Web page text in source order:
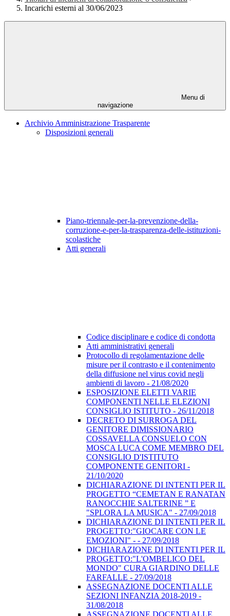
Incarichi esterni al 30/06/2023
Menu di
navigazione
Archivio Amministrazione Trasparente
Disposizioni generali
Piano-triennale-per-la-prevenzione-della-
corruzione-e-per-la-trasparenza-delle-istituzioni-
scolastiche
Atti generali
Codice disciplinare e codice di condotta
Atti amministrativi generali
Protocollo di regolamentazione delle
misure per il contrasto e il contenimento
della diffusione nel virus covid negli
ambienti di lavoro - 21/08/2020
ESPOSIZIONE ELETTI VARIE
COMPONENTI NELLE ELEZIONI
CONSIGLIO ISTITUTO - 26/11/2018
DECRETO DI SURROGA DEL
GENITORE DIMISSIONARIO
COSSAVELLA CONSUELO CON
MOSCA LUCA COME MEMBRO DEL
CONSIGLIO D'ISTITUTO
COMPONENTE GENITORI -
21/10/2020
DICHIARAZIONE DI INTENTI PER IL
PROGETTO “CEMETAN E RANATAN
RANOCCHIE SALTERINE ” E
"SPLORA LA MUSICA" - 27/09/2018
DICHIARAZIONE DI INTENTI PER IL
PROGETTO:"GIOCARE CON LE
EMOZIONI" - - 27/09/2018
DICHIARAZIONE DI INTENTI PER IL
PROGETTO:"L'OMBELICO DEL
MONDO" CURA GIARDINO DELLE
FARFALLE - 27/09/2018
ASSEGNAZIONE DOCENTI ALLE
SEZIONI INFANZIA 2018-2019 -
31/08/2018